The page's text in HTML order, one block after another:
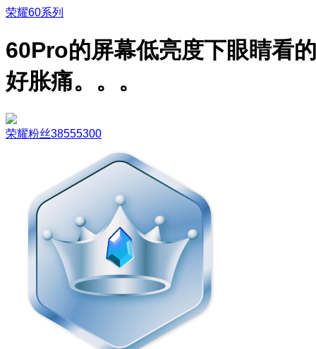
荣耀60系列
60Pro的屏幕低亮度下眼睛看的
好胀痛。。。
荣耀粉丝38555300